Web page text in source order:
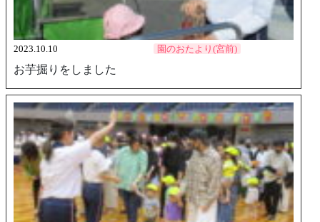
2023.10.10 園のおたより(宮前)
お芋掘りをしました